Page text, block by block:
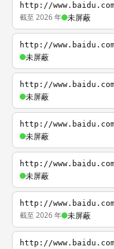
http://
截至 2026 年 未屏蔽
http://
未屏蔽
http://
未屏蔽
http://
未屏蔽
http://
未屏蔽
http://
截至 2026 年 未屏蔽
http://